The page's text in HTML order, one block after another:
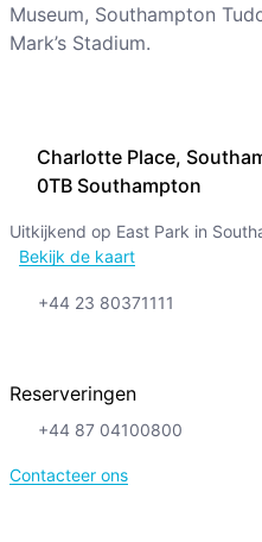
Charlotte Place,
0TB Southampton
Uitkijkend op East Park in
Bekijk de kaart
+44 23 80371111
Reserveringen
+44 87 04100800
Contacteer ons
Museum, Southampton
Mark’s Stadium.